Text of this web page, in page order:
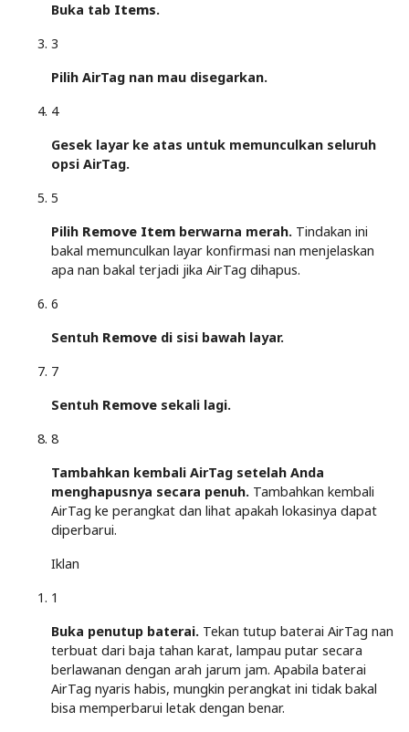
Buka tab Items.
3
Pilih AirTag nan mau disegarkan.
4
Gesek layar ke atas untuk memunculkan seluruh
opsi AirTag.
5
Pilih Remove Item berwarna merah. Tindakan ini
bakal memunculkan layar konfirmasi nan menjelaskan
apa nan bakal terjadi jika AirTag dihapus.
6
Sentuh Remove di sisi bawah layar.
7
Sentuh Remove sekali lagi.
8
Tambahkan kembali AirTag setelah Anda
menghapusnya secara penuh. Tambahkan kembali
AirTag ke perangkat dan lihat apakah lokasinya dapat
diperbarui.
Iklan
1
Buka penutup baterai. Tekan tutup baterai AirTag nan
terbuat dari baja tahan karat, lampau putar secara
berlawanan dengan arah jarum jam. Apabila baterai
AirTag nyaris habis, mungkin perangkat ini tidak bakal
bisa memperbarui letak dengan benar.